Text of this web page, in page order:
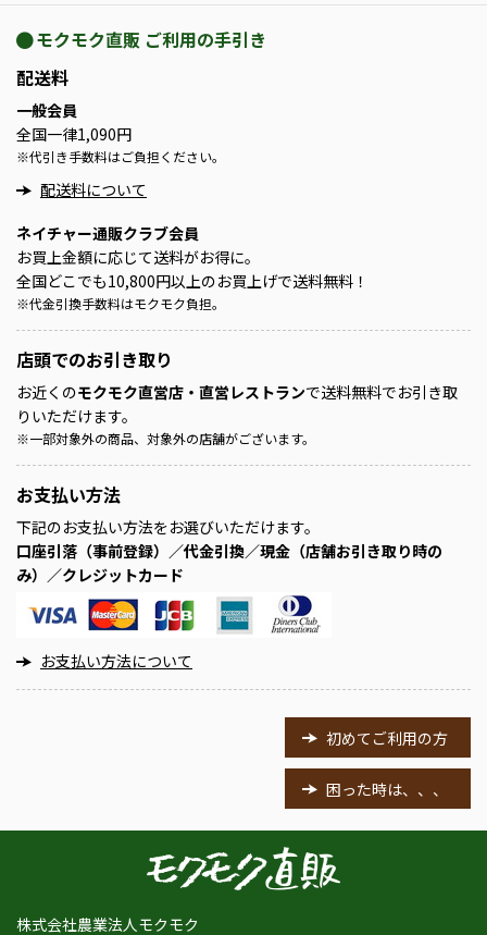
モクモク直販 ご利用の手引き
配送料
一般会員
全国一律1,090円
※代引き手数料はご負担ください。
配送料について
ネイチャー通販クラブ会員
お買上金額に応じて送料がお得に。
全国どこでも10,800円以上のお買上げで送料無料！
※代金引換手数料はモクモク負担。
店頭でのお引き取り
お近くのモクモク直営店・直営レストランで送料無料でお引き取
りいただけます。
※一部対象外の商品、対象外の店舗がございます。
お支払い方法
下記のお支払い方法をお選びいただけます。
口座引落（事前登録）／代金引換／現金（店舗お引き取り時の
み）／クレジットカード
お支払い方法について
初めてご利用の方
困った時は、、、
株式会社農業法人モクモク